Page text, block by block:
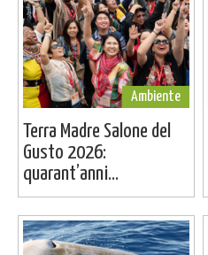
Ambiente
Terra Madre Salone del
Gusto 2026:
quarant’anni...